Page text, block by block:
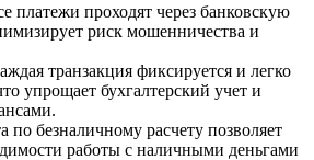
платежи проходят через банковскую
риск мошенничества и
транзакция фиксируется и легко
упрощает бухгалтерский учет и
по безналичному расчету позволяет
работы с наличными деньгами